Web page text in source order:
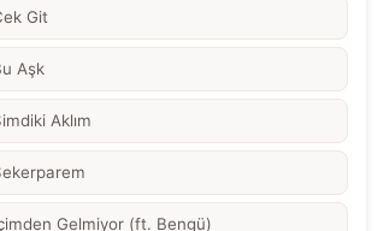
Git
Aşk
Aklım
Gelmiyor (ft. Bengü)